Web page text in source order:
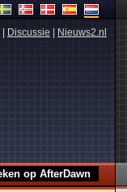
Discussie Nieuws2.nl